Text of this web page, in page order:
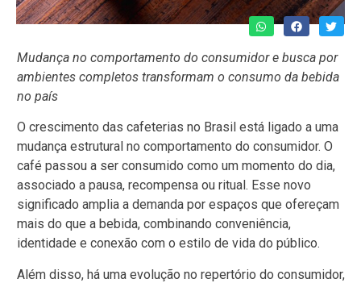
Mudança no comportamento do consumidor e busca por
ambientes completos transformam o consumo da bebida
no país
O crescimento das cafeterias no Brasil está ligado a uma
mudança estrutural no comportamento do consumidor. O
café passou a ser consumido como um momento do dia,
associado a pausa, recompensa ou ritual. Esse novo
significado amplia a demanda por espaços que ofereçam
mais do que a bebida, combinando conveniência,
identidade e conexão com o estilo de vida do público.
Além disso, há uma evolução no repertório do consumidor,